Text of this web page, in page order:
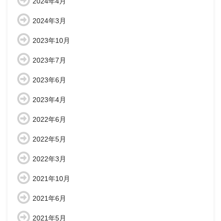
2024年3月
2023年10月
2023年7月
2023年6月
2023年4月
2022年6月
2022年5月
2022年3月
2021年10月
2021年6月
2021年5月